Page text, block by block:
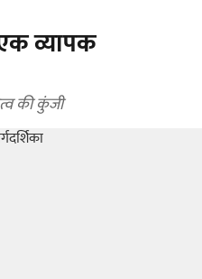
व्यापक
की कुंजी